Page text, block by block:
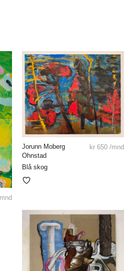
Jorunn Moberg
Ohnstad
Blå skog
kr 650 /mnd